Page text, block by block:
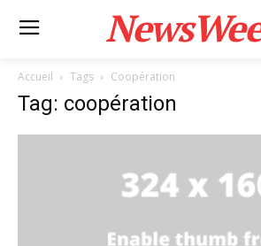
Accueil Tags Coopération
Tag: coopération